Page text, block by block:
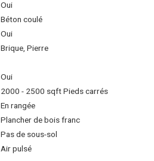
Oui
Béton coulé
Oui
Brique, Pierre
Oui
2000 - 2500 sqft Pieds carrés
En rangée
Plancher de bois franc
Pas de sous-sol
Air pulsé